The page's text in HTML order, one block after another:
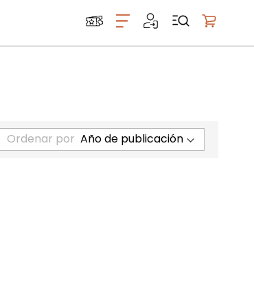
Ordenar por